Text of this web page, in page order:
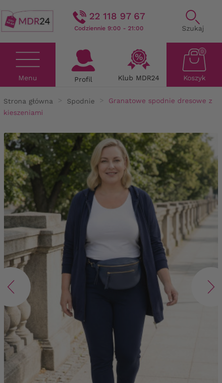
22 118 97 67
Codziennie 9:00 - 21:00 Szukaj
Menu Profil Klub MDR24 Koszyk
0
Strona główna Spodnie
Granatowe spodnie dresowe z
kieszeniami